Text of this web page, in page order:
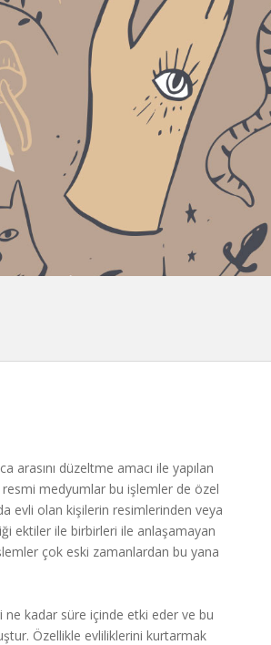
arasını düzeltme amacı ile yapılan
medyumlar bu işlemler de özel
evli olan kişilerin resimlerinden veya
ektiler ile birbirleri ile anlaşamayan
çok eski zamanlardan bu yana
ne kadar süre içinde etki eder ve bu
Özellikle evliliklerini kurtarmak